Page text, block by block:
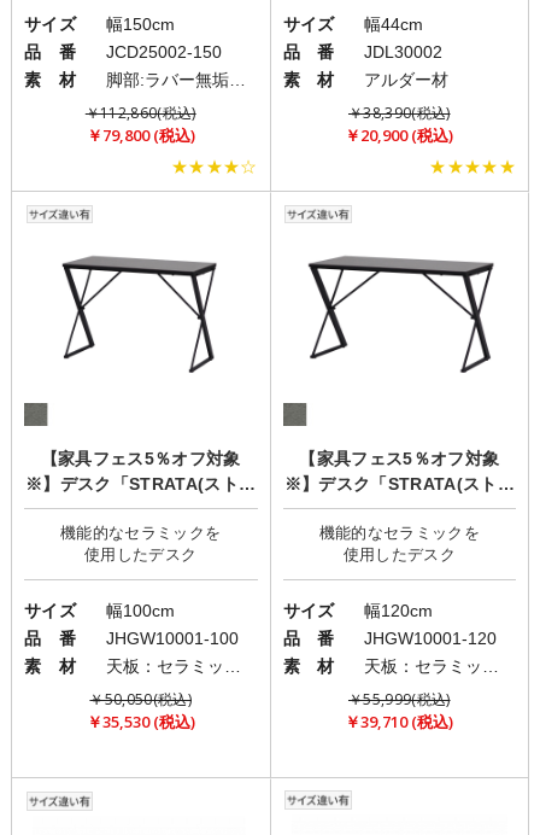
サイズ
幅150cm
品 番
JCD25002-150
素 材
脚部:ラバー無垢材(ウレタン塗装)/張地:PVC(レザー)
￥112,860(税込)
￥79,800 (税込)
★★★★☆
サイズ
幅44cm
品 番
JDL30002
素 材
アルダー材
￥38,390(税込)
￥20,900 (税込)
★★★★★
【家具フェス5％オフ対象
※】デスク「STRATA(ストラ
ータ)」
機能的なセラミックを
サイズ
幅100cm
品 番
JHGW10001-100
素 材
天板：セラミック・プリント化粧繊維版/脚部：スチール
￥50,050(税込)
￥35,530 (税込)
【家具フェス5％オフ対象
※】デスク「STRATA(ストラ
ータ)」
機能的なセラミックを
サイズ
幅120cm
品 番
JHGW10001-120
素 材
天板：セラミック・プリント化粧繊維版/脚部：スチール
￥55,999(税込)
￥39,710 (税込)